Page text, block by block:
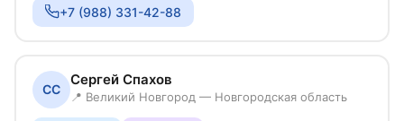
+7 (988) 331-42-88
СС
Сергей Спахов
📍 Великий Новгород — Новгородская область